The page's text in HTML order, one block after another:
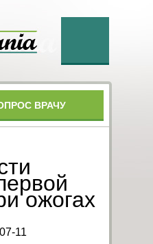
ВРАЧУ
ожогах
11